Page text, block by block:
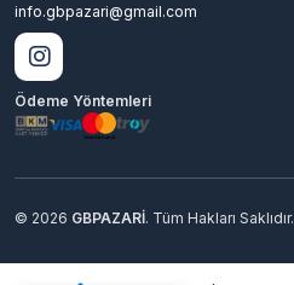
info.gbpazari@gmail.com
Ödeme Yöntemleri
© 2026 GBPAZARİ. Tüm Hakları Saklıdır.